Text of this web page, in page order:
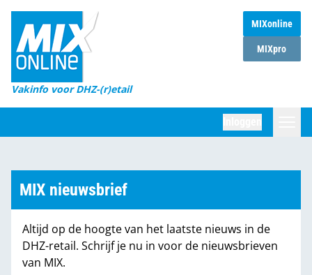
MIXonline
MIXpro
Vakinfo voor DHZ-(r)etail
Home
Magazines
DHZ Sessie
Marktcijfers
Partners
MIX nieuwsbrief
Altijd op de hoogte van het laatste nieuws in de
DHZ-retail. Schrijf je nu in voor de nieuwsbrieven
van MIX.